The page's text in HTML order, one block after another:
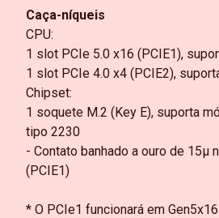
Caça-níqueis
CPU:
1 slot PCIe 5.0 x16 (PCIE1),
1 slot PCIe 4.0 x4 (PCIE2),
Chipset:
1 soquete M.2 (Key E), suporta
tipo 2230
- Contato banhado a ouro de 15µ
(PCIE1)
* O PCIe1 funcionará em